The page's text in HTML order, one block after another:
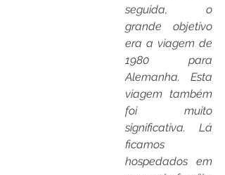
seguida, o
grande objetivo
era a viagem de
1980 para
Alemanha. Esta
viagem também
foi muito
significativa. Lá
ficamos
hospedados em